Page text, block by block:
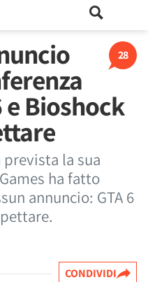
28
e Bioshock
la sua
ha fatto
annuncio: GTA 6
CONDIVIDI